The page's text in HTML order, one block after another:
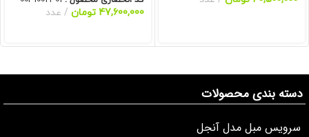
47,600,000 تومان عدد
دسته بندی محصولات
سرویس مبل مدل آنجل